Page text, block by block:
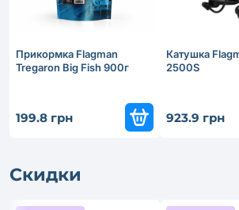
Прикормка Flagman
Tregaron Big Fish 900г
199.8 грн
Катушка
2500S
923.9 грн
Скидки